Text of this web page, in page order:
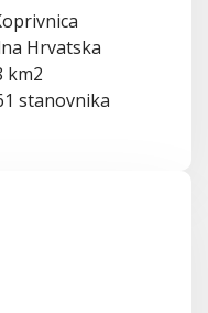
Hrvatska
km2
stanovnika